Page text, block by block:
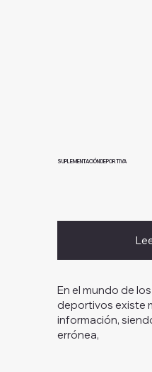
SUPLEMENTACIÓN DEPORTIVA
En el mundo de
deportivos existe
información,
errónea,